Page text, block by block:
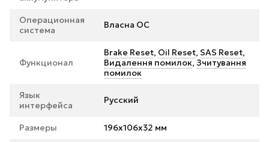
Операционная
система
Власна ОС
Функционал
Brake Reset, Oil Reset, SAS Reset,
Видалення помилок, Зчитування
помилок
Язык
интерфейса
Русский
Размеры 196x106x32 мм